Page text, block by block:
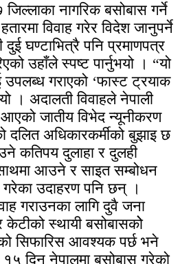
नागरिक बसोबास गर्ने
विवाह गरेर विदेश जानुपर्ने
दुई घण्टाभित्रै पनि प्रमाणपत्र
उहाँले स्पष्ट पार्नुभयो । “यो
उपलब्ध गराएको ‘फास्ट ट्रयाक
। अदालती विवाहले नेपाली
जातीय विभेद न्यूनीकरण
दलित अधिकारकर्मीको बुझाइ छ
कतिपय दुलाहा र दुलही
साथमा आउने र साइत सम्बोधन
उदाहरण पनि छन् ।
गराउनका लागि दुवै जना
केटीको स्थायी बसोबासकोे
सिफारिस आवश्यक पर्छ भने
१५ दिन नेपालमा बसोबास गरेको